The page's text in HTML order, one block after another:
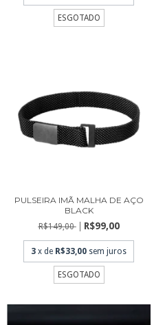
ESGOTADO
PULSEIRA IMÃ MALHA DE AÇO
BLACK
R$149,00 R$99,00
3 x de R$33,00 sem juros
ESGOTADO